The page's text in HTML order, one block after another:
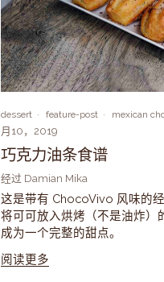
dessert feature-post mexican
月10，2019
巧克力油条食谱
经过 Damian Mika
这是带有 ChocoVivo 风味的
将可可放入烘烤（不是油炸）
成为一个完整的甜点。
阅读更多